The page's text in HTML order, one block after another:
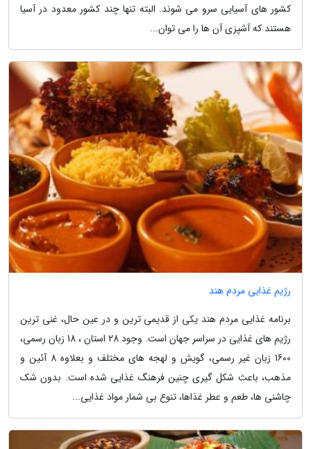
کشور های آسیایی سرو می شوند. البته تنها چند کشور معدود در آسیا
هستند که آشپزی آن ها را می توان...
رژیم غذایی مردم هند
برنامه غذایی مردم هند یکی از قدیمی ترین و در عین حال، غنی ترین
رژیم های غذایی در سراسر جهان است. وجود 28 استان ، 18 زبان رسمی،
1600 زبان غیر رسمی، گویش و لهجه های مختلف و بعلاوه 8 آئین و
مذهب، باعث شکل گیری چنین فرهنگ غذایی شده است. بدون شک
چاشنی ها، طعم و عطر غذاها، تنوع بی شمار مواد غذایی...